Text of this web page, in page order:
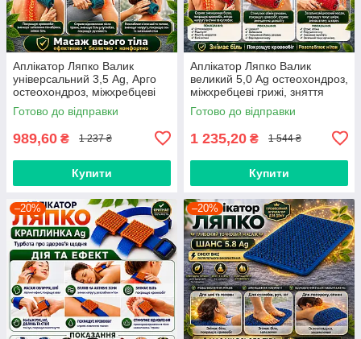
Аплікатор Ляпко Валик
універсальний 3,5 Ag, Арго
остеохондроз, міжхребцеві
грижі, схуднення, міозит, біль
Готово до відправки
989,60 ₴ 1 237 ₴
Купити
Аплікатор Ляпко Валик
великий 5,0 Ag остеохондроз,
міжхребцеві грижі, зняття
болю, напруження, масаж
Готово до відправки
1 235,20 ₴ 1 544 ₴
Купити
–20% –20%